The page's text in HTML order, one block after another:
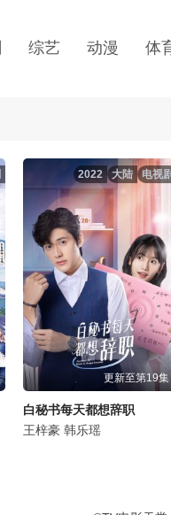
综艺 动漫 体
富大龙 曹磊 李洪涛
电视剧
大陆
2022
更新至第19集
白秘书每天都想辞职
王梓豪 韩乐瑶